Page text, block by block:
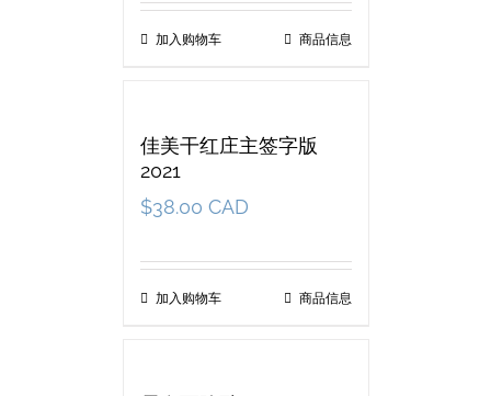
加入购物车 商品信息
佳美干红庄主签字版
2021
$38.00 CAD
加入购物车 商品信息